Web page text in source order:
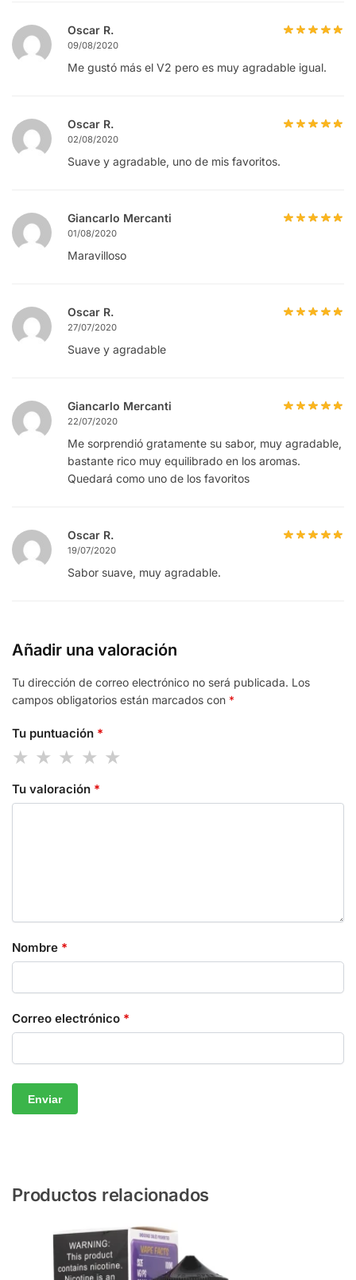
Oscar R.
09/08/2020
Me gustó más el V2 pero es muy agradable igual.
Oscar R.
02/08/2020
Suave y agradable, uno de mis favoritos.
Giancarlo Mercanti
01/08/2020
Maravilloso
Oscar R.
27/07/2020
Suave y agradable
Giancarlo Mercanti
22/07/2020
Me sorprendió gratamente su sabor, muy agradable,
bastante rico muy equilibrado en los aromas.
Quedará como uno de los favoritos
Oscar R.
19/07/2020
Sabor suave, muy agradable.
Añadir una valoración
Tu dirección de correo electrónico no será publicada. Los
campos obligatorios están marcados con *
Tu puntuación *
Tu valoración *
Nombre *
Correo electrónico *
Productos relacionados